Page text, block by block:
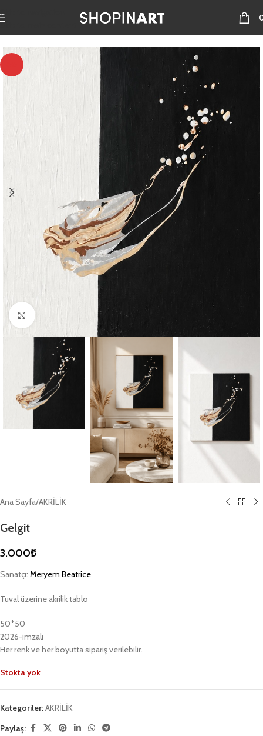
Skip to navigation
Skip to main content
Büyütmek için tıklayın
Ana Sayfa/AKRİLİK
Gelgit
3.000₺
Sanatçı: Meryem Beatrice
Tuval üzerine akrilik tablo
50*50
2026-imzalı
Her renk ve her boyutta sipariş verilebilir.
Stokta yok
Kategoriler:AKRİLİK
Paylaş: